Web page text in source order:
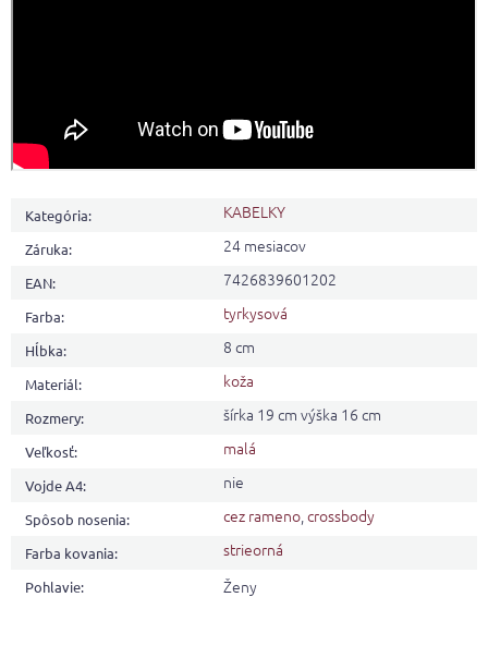
Kategória: KABELKY
Záruka: 24 mesiacov
EAN: 7426839601202
Farba: tyrkysová
Hĺbka: 8 cm
Materiál: koža
Rozmery: šírka 19 cm výška 16 cm
Veľkosť: malá
Vojde A4: nie
Spôsob nosenia: cez rameno,crossbody
Farba kovania: strieorná
Pohlavie: Ženy